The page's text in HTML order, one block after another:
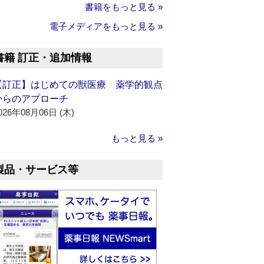
書籍をもっと見る »
電子メディアをもっと見る »
籍 訂正・追加情報
訂正】はじめての獣医療 薬学的観点
らのアプローチ
年08月06日 (木)
もっと見る »
品・サービス等